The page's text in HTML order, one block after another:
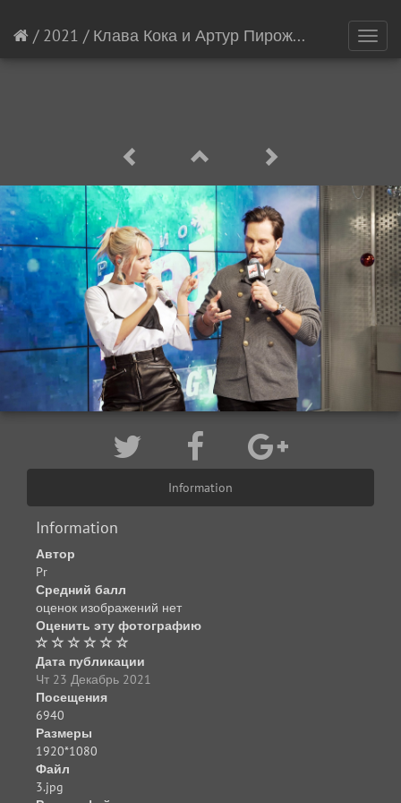
/ 2021 / Клава Кока и Артур Пирожков [31/825]
Information
Information
Автор
Pr
Средний балл
оценок изображений нет
Оценить эту фотографию
Дата публикации
Чт 23 Декабрь 2021
Посещения
6940
Размеры
1920*1080
Файл
3.jpg